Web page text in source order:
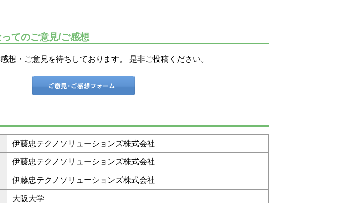
てのご意見/ご感想
想・ご意見を待ちしております。 是非ご投稿ください。
伊藤忠テクノソリューションズ株式会社
伊藤忠テクノソリューションズ株式会社
伊藤忠テクノソリューションズ株式会社
大阪大学